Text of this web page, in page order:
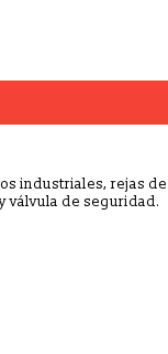
industriales, rejas
válvula de seguridad.